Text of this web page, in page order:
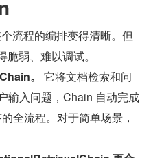
流程的编排变得清晰。但
弱、难以调试。
。
它将文档检索和问
入问题，Chain 自动完成
全流程。对于简单场景，